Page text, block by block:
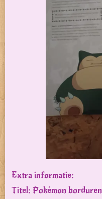
Extra informatie:
Titel: Pokémon borduren